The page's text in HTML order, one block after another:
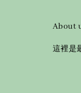
About
這裡是